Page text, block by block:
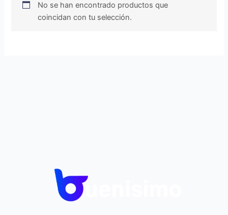
No se han encontrado productos que
coincidan con tu selección.